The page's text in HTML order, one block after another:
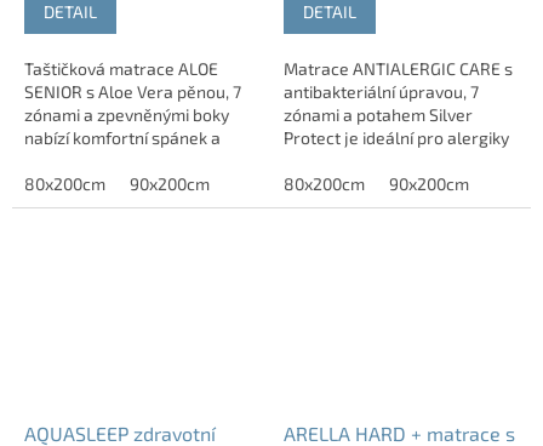
DETAIL
Taštičková matrace ALOE
SENIOR s Aloe Vera pěnou, 7
zónami a zpevněnými boky
nabízí komfortní spánek a
80x200cm
90x200cm
DETAIL
Matrace ANTIALERGIC CARE s
antibakteriální úpravou, 7
zónami a potahem Silver
Protect je ideální pro alergiky
80x200cm
90x200cm
AQUASLEEP zdravotní
ARELLA HARD + matrace s